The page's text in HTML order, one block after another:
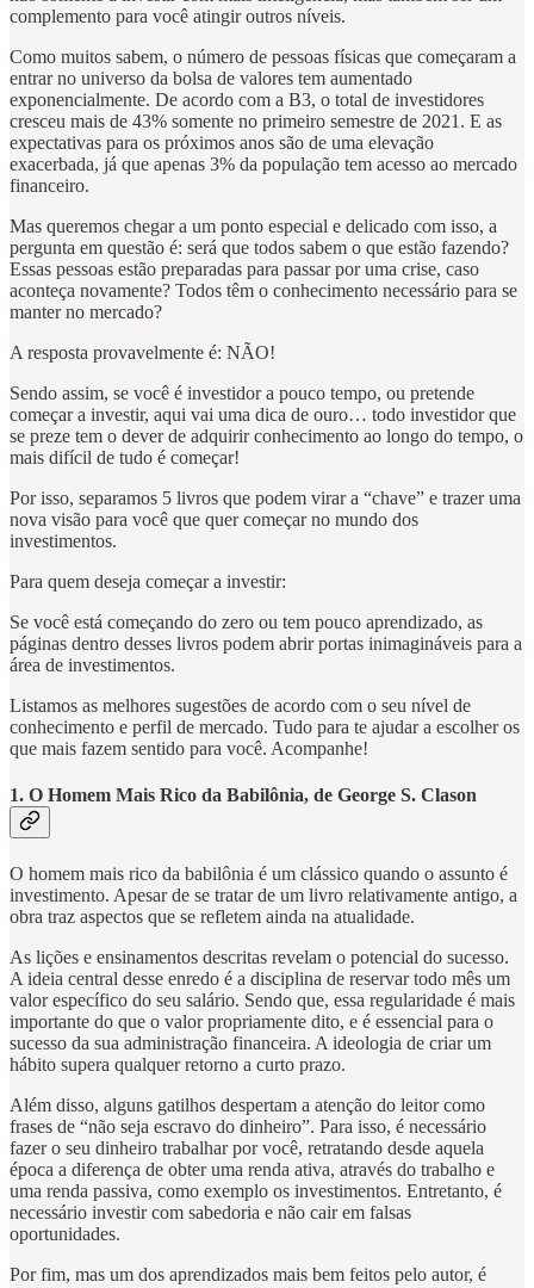
complemento para você atingir outros níveis.
Como muitos sabem, o número de pessoas físicas que começaram a
entrar no universo da bolsa de valores tem aumentado
exponencialmente. De acordo com a B3, o total de investidores
cresceu mais de 43% somente no primeiro semestre de 2021. E as
expectativas para os próximos anos são de uma elevação
exacerbada, já que apenas 3% da população tem acesso ao mercado
financeiro.
Mas queremos chegar a um ponto especial e delicado com isso, a
pergunta em questão é: será que todos sabem o que estão fazendo?
Essas pessoas estão preparadas para passar por uma crise, caso
aconteça novamente? Todos têm o conhecimento necessário para se
manter no mercado?
A resposta provavelmente é: NÃO!
Sendo assim, se você é investidor a pouco tempo, ou pretende
começar a investir, aqui vai uma dica de ouro… todo investidor que
se preze tem o dever de adquirir conhecimento ao longo do tempo, o
mais difícil de tudo é começar!
Por isso, separamos 5 livros que podem virar a “chave” e trazer uma
nova visão para você que quer começar no mundo dos
investimentos.
Para quem deseja começar a investir:
Se você está começando do zero ou tem pouco aprendizado, as
páginas dentro desses livros podem abrir portas inimagináveis para a
área de investimentos.
Listamos as melhores sugestões de acordo com o seu nível de
conhecimento e perfil de mercado. Tudo para te ajudar a escolher os
que mais fazem sentido para você. Acompanhe!
1. O Homem Mais Rico da Babilônia, de George S. Clason
O homem mais rico da babilônia é um clássico quando o assunto é
investimento. Apesar de se tratar de um livro relativamente antigo, a
obra traz aspectos que se refletem ainda na atualidade.
As lições e ensinamentos descritas revelam o potencial do sucesso.
A ideia central desse enredo é a disciplina de reservar todo mês um
valor específico do seu salário. Sendo que, essa regularidade é mais
importante do que o valor propriamente dito, e é essencial para o
sucesso da sua administração financeira. A ideologia de criar um
hábito supera qualquer retorno a curto prazo.
Além disso, alguns gatilhos despertam a atenção do leitor como
frases de “não seja escravo do dinheiro”. Para isso, é necessário
fazer o seu dinheiro trabalhar por você, retratando desde aquela
época a diferença de obter uma renda ativa, através do trabalho e
uma renda passiva, como exemplo os investimentos. Entretanto, é
necessário investir com sabedoria e não cair em falsas
oportunidades.
Por fim, mas um dos aprendizados mais bem feitos pelo autor, é